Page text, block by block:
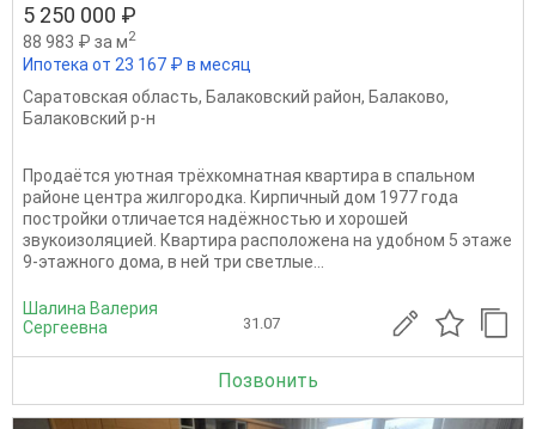
5 250 000 ₽
88 983 ₽ за м2
Ипотека от 23 167 ₽ в месяц
Саратовская область, Балаковский район, Балаково,
Балаковский р-н
Продаётся уютная трёхкомнатная квартира в спальном
районе центра жилгородка. Кирпичный дом 1977 года
постройки отличается надёжностью и хорошей
звукоизоляцией. Квартира расположена на удобном 5 этаже
9-этажного дома, в ней три светлые...
Шалина Валерия
Сергеевна
31.07
Позвонить